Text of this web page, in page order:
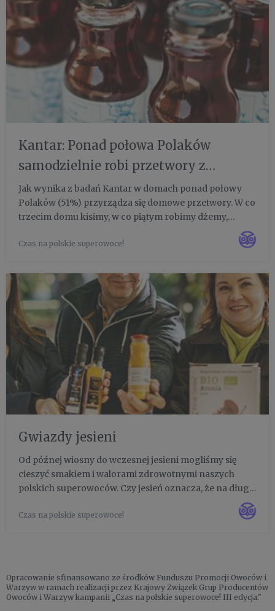
Kantar: Ponad połowa Polaków
samodzielnie robi przetwory z
owoców i warzyw
Jak wynika z badań Kantar w domach ponad połowy
Polaków (51%) przyrządza się domowe przetwory. W co
trzecim domu kisimy, w co piątym robimy dżemy,
gospodarstwie domowym (13%) zamrażamy. To
Czas na polskie superowoce!
Gwiazdy jesieni
Od późnej wiosny do wczesnej jesieni mogliśmy się
cieszyć smakiem i walorami zdrowotnymi naszych
polskich superowoców. Czy jesień oznacza, że na długie
miesiące musimy pożegnać się ze smakiem pysznych,
polskich owoców jagodowych i zamienić je na owoce z
Czas na polskie superowoce!
Opracowanie sfinansowano ze środków Funduszu Promocji Owoców i
Warzyw w ramach realizacji przez Krajowy Związek Grup Producentów
Owoców i Warzyw kampanii „Czas na polskie superowoce! III edycja."